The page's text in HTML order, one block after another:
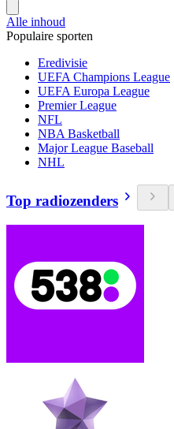
Alle inhoud
Populaire sporten
Eredivisie
UEFA Champions League
UEFA Europa League
Premier League
NFL
NBA Basketball
Major League Baseball
NHL
Top radiozenders